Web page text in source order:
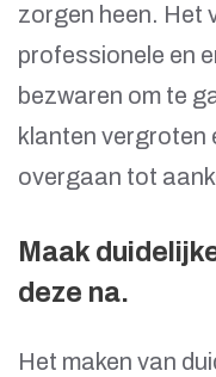
zorgen heen. Het
professionele en
bezwaren om te
klanten vergroten
overgaan tot
Maak
deze na.
Het maken van